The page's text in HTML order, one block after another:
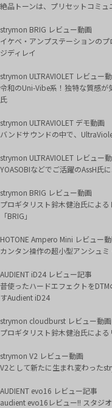
絶品トーンは、プリセットコミュ
strymon BRIG レビュー動画
イケベ・アンプステーションの
ジディレイ
strymon ULTRAVIOLET レビュー
令和のUni-Vibe系！独特な質感
氏
strymon ULTRAVIOLET デモ動画
バンドサウンドの中で、
strymon ULTRAVIOLET レビュー
YOASOBIなどでご活躍のAssH氏
strymon BRIG レビュー動画
プロギタリスト鈴木健治氏によ
「BRIG」
HOTONE Ampero Mini レビュー
カンタン操作の超小型アンシュ
AUDIENT iD24 レビュー記事
昔使ったハードエフェクトを
すAudient iD24
strymon cloudburst レビュー動画
プロギタリスト鈴木健治氏によ
strymon V2 レビュー動画
V2として新たに生まれ変わった
AUDIENT evo16 レビュー記事
audient evo16レビュー!! スタジ